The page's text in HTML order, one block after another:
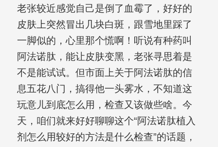
老张较近感觉自己是倒了血霉了，好好的
皮肤上突然冒出几块白斑，跟雪地里踩了
一脚似的，心里那个慌啊！听说有种药叫
阿法诺肽，能让皮肤变黑，老张寻思着是
不是能试试。但市面上关于阿法诺肽的信
息五花八门，搞得他一头雾水，不知道这
玩意儿到底怎么用，检查又该做些啥。今
天，咱们就来好好聊聊这个“阿法诺肽植入
剂怎么用较好的方法是什么检查”的话题，